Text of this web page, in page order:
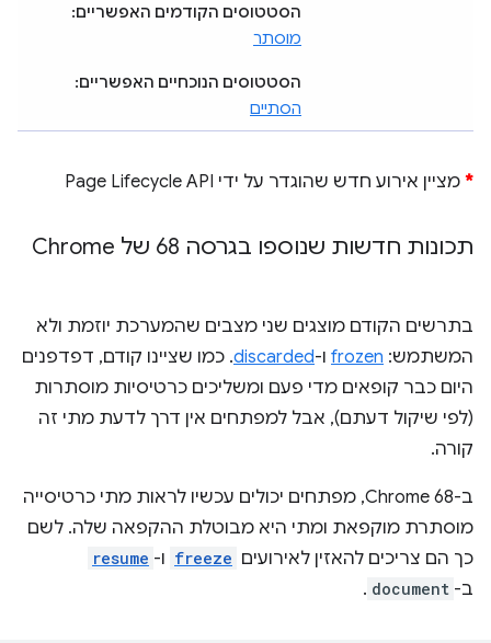
הסטטוסים הקודמים האפשריים:
מוסתר
הסטטוסים הנוכחיים האפשריים:
הסתיים
* מציין אירוע חדש שהוגדר על ידי Page Lifecycle API
תכונות חדשות שנוספו בגרסה 68 של Chrome
בתרשים הקודם מוצגים שני מצבים שהמערכת יוזמת ולא
המשתמש: frozen ו-discarded. כמו שציינו קודם, דפדפנים
היום כבר קופאים מדי פעם ומשליכים כרטיסיות מוסתרות
(לפי שיקול דעתם), אבל למפתחים אין דרך לדעת מתי זה
קורה.
ב-Chrome 68, מפתחים יכולים עכשיו לראות מתי כרטיסייה
מוסתרת מוקפאת ומתי היא מבוטלת ההקפאה שלה. לשם
כך הם צריכים להאזין לאירועים freeze ו- resume
ב- document
.